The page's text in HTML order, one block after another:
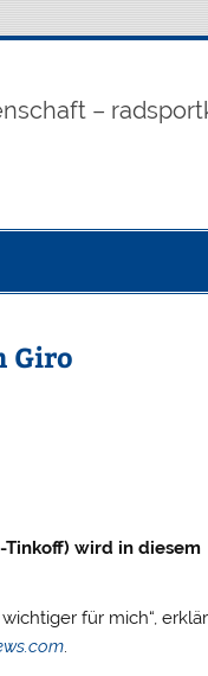
–
Giro
Tinkoff) wird in diesem
für mich“,
.